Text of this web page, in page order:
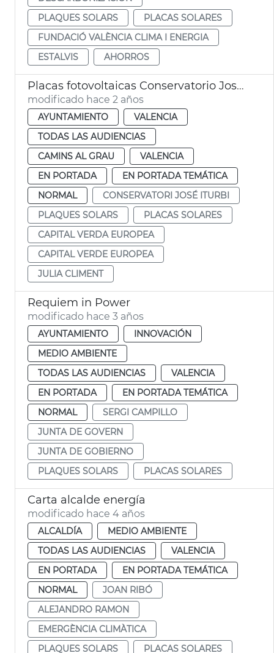
PLAQUES SOLARS
PLACAS SOLARES
FUNDACIÓ VALÈNCIA CLIMA I ENERGIA
ESTALVIS
AHORROS
Placas fotovoltaicas Conservatorio José Iturbi
modificado hace 2 años
AYUNTAMIENTO
VALENCIA
TODAS LAS AUDIENCIAS
CAMINS AL GRAU
VALENCIA
EN PORTADA
EN PORTADA TEMÁTICA
NORMAL
CONSERVATORI JOSÉ ITURBI
PLAQUES SOLARS
PLACAS SOLARES
CAPITAL VERDA EUROPEA
CAPITAL VERDE EUROPEA
JULIA CLIMENT
Requiem in Power
modificado hace 3 años
AYUNTAMIENTO
INNOVACIÓN
MEDIO AMBIENTE
TODAS LAS AUDIENCIAS
VALENCIA
EN PORTADA
EN PORTADA TEMÁTICA
NORMAL
SERGI CAMPILLO
JUNTA DE GOVERN
JUNTA DE GOBIERNO
PLAQUES SOLARS
PLACAS SOLARES
Carta alcalde energía
modificado hace 4 años
ALCALDÍA
MEDIO AMBIENTE
TODAS LAS AUDIENCIAS
VALENCIA
EN PORTADA
EN PORTADA TEMÁTICA
NORMAL
JOAN RIBÓ
ALEJANDRO RAMON
EMERGÈNCIA CLIMÀTICA
PLAQUES SOLARS
PLACAS SOLARES